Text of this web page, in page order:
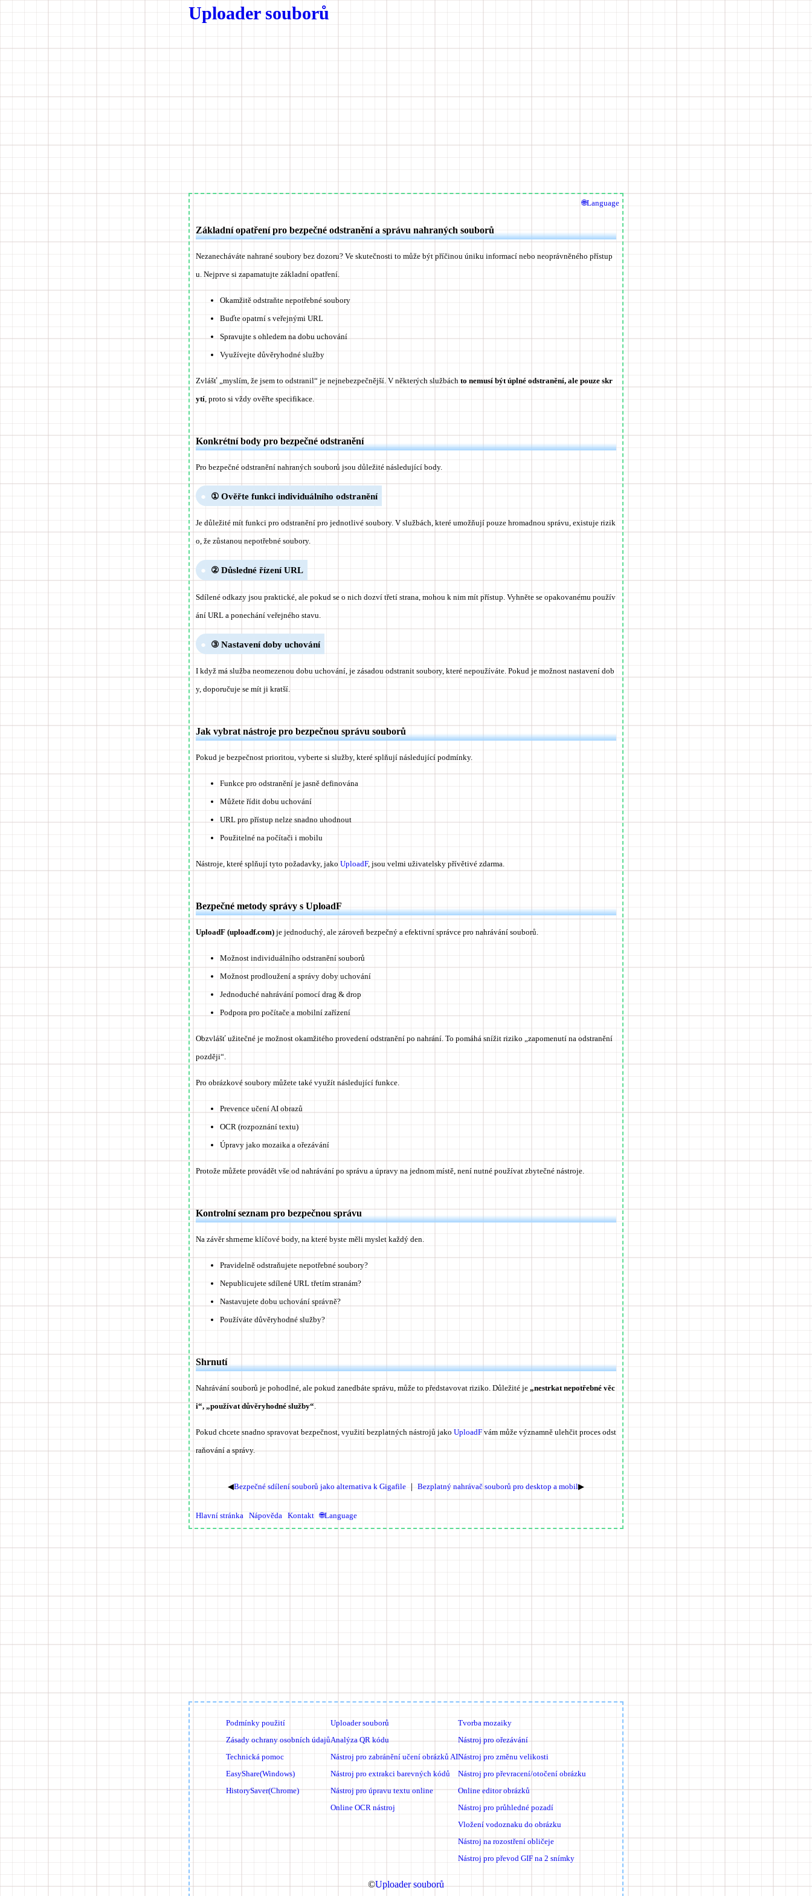
Uploader souborů
Základní opatření pro bezpečné odstranění a správu nahraných souborů
Nezanecháváte nahrané soubory bez dozoru? Ve skutečnosti to může být příčinou úniku informací nebo neoprávněného přístup
u. Nejprve si zapamatujte základní opatření.
Okamžitě odstraňte nepotřebné soubory
Buďte opatrní s veřejnými URL
Spravujte s ohledem na dobu uchování
Využívejte důvěryhodné služby
Zvlášť „myslím, že jsem to odstranil“ je nejnebezpečnější. V některých službách to nemusí být úplné odstranění, ale pouze skr
ytí, proto si vždy ověřte specifikace.
Konkrétní body pro bezpečné odstranění
Pro bezpečné odstranění nahraných souborů jsou důležité následující body.
① Ověřte funkci individuálního odstranění
Je důležité mít funkci pro odstranění pro jednotlivé soubory. V službách, které umožňují pouze hromadnou správu, existuje rizik
o, že zůstanou nepotřebné soubory.
② Důsledné řízení URL
Sdílené odkazy jsou praktické, ale pokud se o nich dozví třetí strana, mohou k nim mít přístup. Vyhněte se opakovanému použív
ání URL a ponechání veřejného stavu.
③ Nastavení doby uchování
I když má služba neomezenou dobu uchování, je zásadou odstranit soubory, které nepoužíváte. Pokud je možnost nastavení dob
y, doporučuje se mít ji kratší.
Jak vybrat nástroje pro bezpečnou správu souborů
Pokud je bezpečnost prioritou, vyberte si služby, které splňují následující podmínky.
Funkce pro odstranění je jasně definována
Můžete řídit dobu uchování
URL pro přístup nelze snadno uhodnout
Použitelné na počítači i mobilu
Nástroje, které splňují tyto požadavky, jako UploadF, jsou velmi uživatelsky přívětivé zdarma.
Bezpečné metody správy s UploadF
UploadF (uploadf.com) je jednoduchý, ale zároveň bezpečný a efektivní správce pro nahrávání souborů.
Možnost individuálního odstranění souborů
Možnost prodloužení a správy doby uchování
Jednoduché nahrávání pomocí drag & drop
Podpora pro počítače a mobilní zařízení
Obzvlášť užitečné je možnost okamžitého provedení odstranění po nahrání. To pomáhá snížit riziko „zapomenutí na odstranění
později“.
Pro obrázkové soubory můžete také využít následující funkce.
Prevence učení AI obrazů
OCR (rozpoznání textu)
Úpravy jako mozaika a ořezávání
Protože můžete provádět vše od nahrávání po správu a úpravy na jednom místě, není nutné používat zbytečné nástroje.
Kontrolní seznam pro bezpečnou správu
Na závěr shrneme klíčové body, na které byste měli myslet každý den.
Pravidelně odstraňujete nepotřebné soubory?
Nepublicujete sdílené URL třetím stranám?
Nastavujete dobu uchování správně?
Používáte důvěryhodné služby?
Shrnutí
Nahrávání souborů je pohodlné, ale pokud zanedbáte správu, může to představovat riziko. Důležité je „nestrkat nepotřebné věc
i“, „používat důvěryhodné služby“.
Pokud chcete snadno spravovat bezpečnost, využití bezplatných nástrojů jako UploadF vám může významně ulehčit proces odst
raňování a správy.
◀Bezpečné sdílení souborů jako alternativa k Gigafile ｜ Bezplatný nahrávač souborů pro desktop a mobil▶
Hlavní stránka Nápověda Kontakt 🌐Language
🌐Language
Podmínky použití
Zásady ochrany osobních údajů
Technická pomoc
EasyShare(Windows)
HistorySaver(Chrome)
Uploader souborů
Analýza QR kódu
Nástroj pro zabránění učení obrázků AI
Nástroj pro extrakci barevných kódů
Nástroj pro úpravu textu online
Online OCR nástroj
Tvorba mozaiky
Nástroj pro ořezávání
Nástroj pro změnu velikosti
Nástroj pro převracení/otočení obrázku
Online editor obrázků
Nástroj pro průhledné pozadí
Vložení vodoznaku do obrázku
Nástroj na rozostření obličeje
Nástroj pro převod GIF na 2 snímky
©Uploader souborů